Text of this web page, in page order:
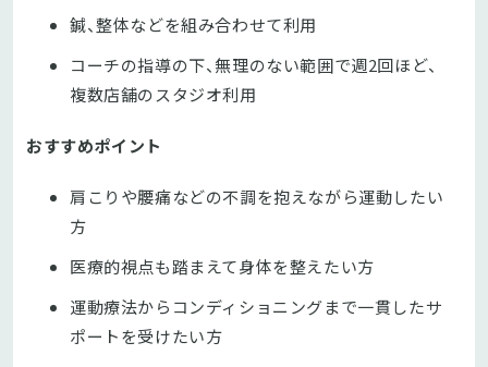
鍼、整体などを組み合わせて利用
コーチの指導の下、無理のない範囲で週2回ほど、
複数店舗のスタジオ利用
おすすめポイント
肩こりや腰痛などの不調を抱えながら運動したい
方
医療的視点も踏まえて身体を整えたい方
運動療法からコンディショニングまで一貫したサ
ポートを受けたい方